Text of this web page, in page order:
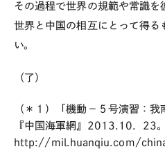
その過程で世界の規範や常識を
世界と中国の相互にとって得る
い。
（了）
（＊１）「機動－５号演習：我
『中国海軍網』2013.10．23。
http://mil.huanqiu.com/